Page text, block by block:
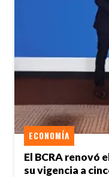
El BCRA renovó
su vigencia a
ECONOMÍA